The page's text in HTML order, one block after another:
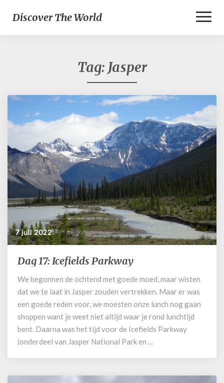
Discover The World
Tag: Jasper
7 juli 2022
Dag
Icefields
Parkway
Dag 17: Icefields Parkway
We begonnen de ochtend met goede moed, maar wisten
dat we te laat in Jasper zouden vertrekken. Maar er was
een goede reden voor, we moesten onze lunch nog gaan
shoppen want je weet niet altijd waar je rond lunchtijd
bent. Daarna was het tijd voor de Icefields Parkway
(onderdeel van Jasper National Park en …